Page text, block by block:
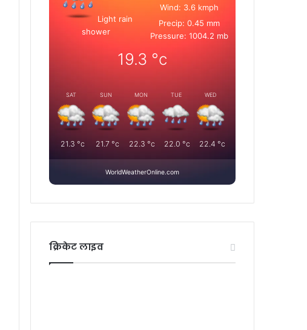
Light rain
shower
Wind: 3.6 kmph
Precip: 0.45 mm
Pressure: 1004.2 mb
19.3 °c
SAT
21.3 °c
SUN
21.7°c
MON
22.3 °c
TUE
22.0 °c
WED
22.4 °c
WorldWeatherOnline.com
क्रिकेट लाइव